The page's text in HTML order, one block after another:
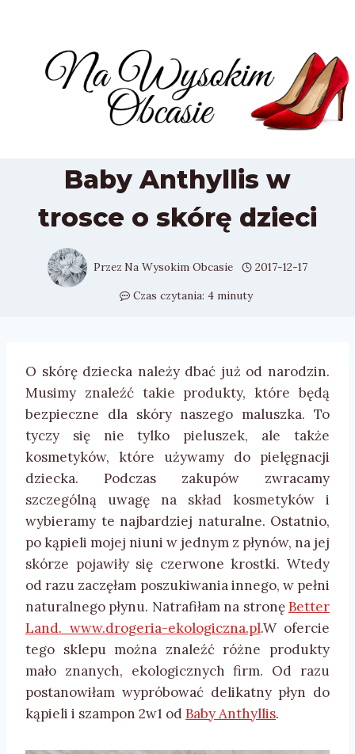
Baby Anthyllis w
trosce o skórę dzieci
Przez Na Wysokim Obcasie
2017-12-17
Czas czytania: 4 minuty
O skórę dziecka należy dbać już od narodzin.
Musimy znaleźć takie produkty, które będą
bezpieczne dla skóry naszego maluszka. To
tyczy się nie tylko pieluszek, ale także
kosmetyków, które używamy do pielęgnacji
dziecka. Podczas zakupów zwracamy
szczególną uwagę na skład kosmetyków i
wybieramy te najbardziej naturalne. Ostatnio,
po kąpieli mojej niuni w jednym z płynów, na jej
skórze pojawiły się czerwone krostki. Wtedy
od razu zaczęłam poszukiwania innego, w pełni
naturalnego płynu. Natrafiłam na stronęBetter
Land. www.drogeria-ekologiczna.pl.W ofercie
tego sklepu można znaleźć różne produkty
mało znanych, ekologicznych firm. Od razu
postanowiłam wypróbować delikatny płyn do
kąpieli i szampon 2w1 odBaby Anthyllis.